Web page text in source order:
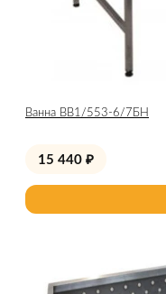
Ванна ВВ1/553-6/7БН
15 440 ₽